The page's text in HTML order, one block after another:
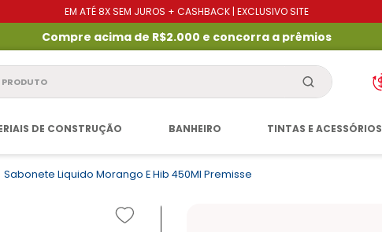
EM ATÉ 8X SEM JUROS + CASHBACK | EXCLUSIVO SITE
Compre acima de R$2.000 e concorra a prêmios
produto
DE CONSTRUÇÃO BANHEIRO TINTAS E ACESSÓRIOS
Sabonete Liquido Morango E Hib 450Ml Premisse